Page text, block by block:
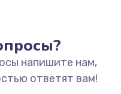
напишите нам,
ответят вам!